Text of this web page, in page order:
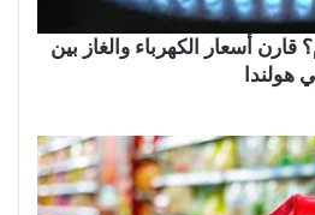
قارن أسعار الكهرباء والغاز بين
هولندا